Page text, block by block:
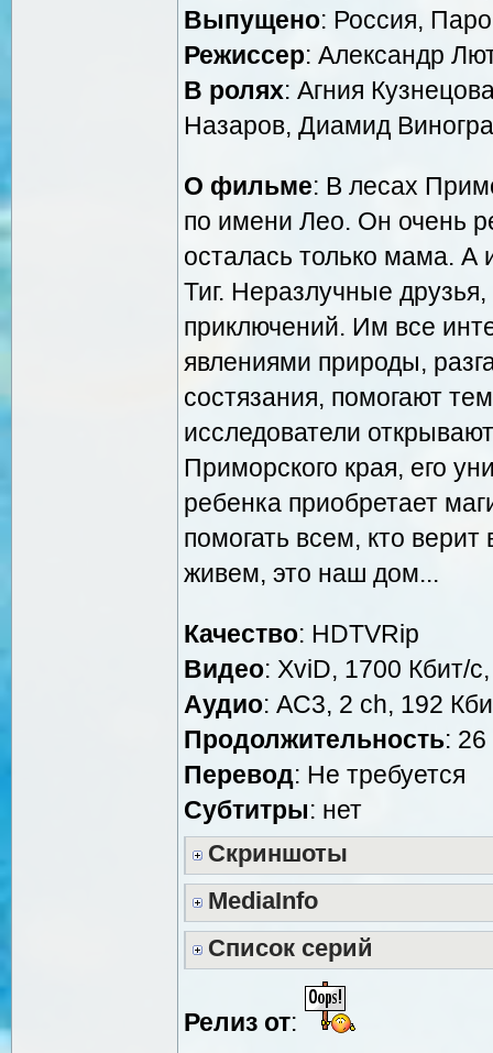
Выпущено: Россия,
Режиссер: Александр
В ролях: Агния
Назаров, Диамид
О фильме: В лесах
по имени Лео. Он очень
осталась только мама. А
Тиг. Неразлучные
приключений. Им все
явлениями природы,
состязания, помогают
исследователи
Приморского края, его
ребенка приобретает
помогать всем, кто
живем, это наш дом...
Качество: HDTVRip
Видео: XviD, 1700 Кбит/
Аудио: AC3, 2 ch, 192
Продолжительность:
Перевод: Не требуется
Cубтитры: нет
Скриншоты
MediaInfo
Список серий
Релиз от: